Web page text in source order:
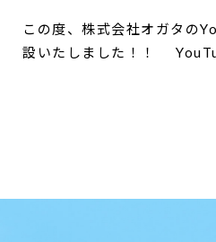
この度、株式会社オガタの
設いたしました！！